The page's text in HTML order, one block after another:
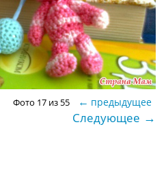
Фото 17 из 55 ← предыдущее
Следующее →